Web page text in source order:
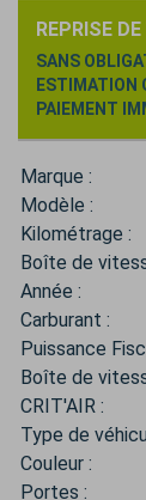
REPRISE
SANS
ESTIMATION
PAIEMENT
Marque :
Modèle :
Kilométrage :
Boîte de
Année :
Carburant :
Puissance
Boîte de
CRIT'AIR :
Type de
Couleur :
Portes :